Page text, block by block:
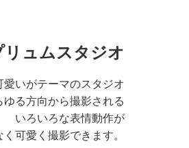
リュムスタジオ
愛いがテーマのスタジオ
ゆる方向から撮影される
いろいろな表情動作が
可愛く撮影できます。